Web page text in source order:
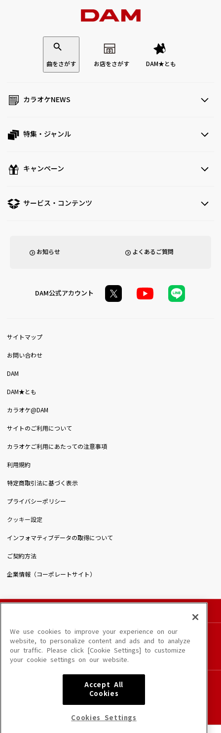
曲をさがす お店をさがす DAM★とも
カラオケNEWS
特集・ジャンル
キャンペーン
サービス・コンテンツ
お知らせ よくあるご質問
DAM公式アカウント
サイトマップ
お問い合わせ
DAM
DAM★とも
カラオケ@DAM
サイトのご利用について
カラオケご利用にあたっての注意事項
利用規約
特定商取引法に基づく表示
プライバシーポリシー
クッキー設定
インフォマティブデータの取得について
ご契約方法
企業情報（コーポレートサイト）
このサイトに掲載されている一切の文章・画像・写真・動画・音声等を、手段や形態を
問わず、著作権法の定める範囲を超えて無断で複製、転載、ファイル化などすることを
禁じます。
楽曲及びコンテンツは、端末や配信状況によりご利用いただけない場合があります。
楽曲によりMYリスト保存ができない場合があります。
6602250213Y31015 6602250112Y38026 6602250240Y31015
NexTone許諾番号
ID000002945 ID000002947 ID000002937 ID000002938
We use cookies to improve your experience on our
website, to personalize content and ads and to analyze
our traffic. Please click [Cookie Settings] to customize
your cookie settings on our website.
Accept All
Cookies
Cookies Settings